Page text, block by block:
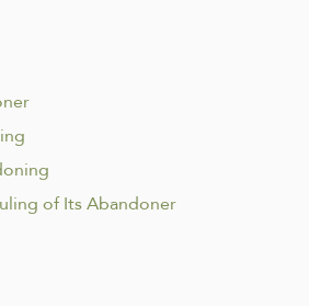
of Its Abandoner